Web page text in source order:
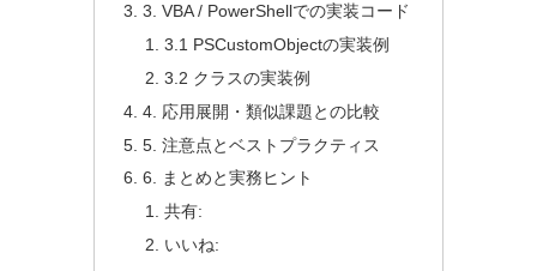
3. VBA / PowerShellでの実装コード
3.1 PSCustomObjectの実装例
3.2 クラスの実装例
4. 応用展開・類似課題との比較
5. 注意点とベストプラクティス
6. まとめと実務ヒント
共有:
いいね: